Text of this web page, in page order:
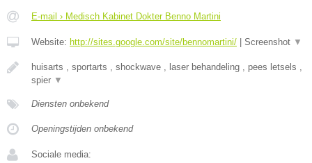
E-mail › Medisch Kabinet Dokter Benno Martini
Website: http://sites.google.com/site/bennomartini/ Screenshot ▼
huisarts , sportarts , shockwave , laser behandeling , pees letsels ,
spier ▼
Diensten onbekend
Openingstijden onbekend
Sociale media: